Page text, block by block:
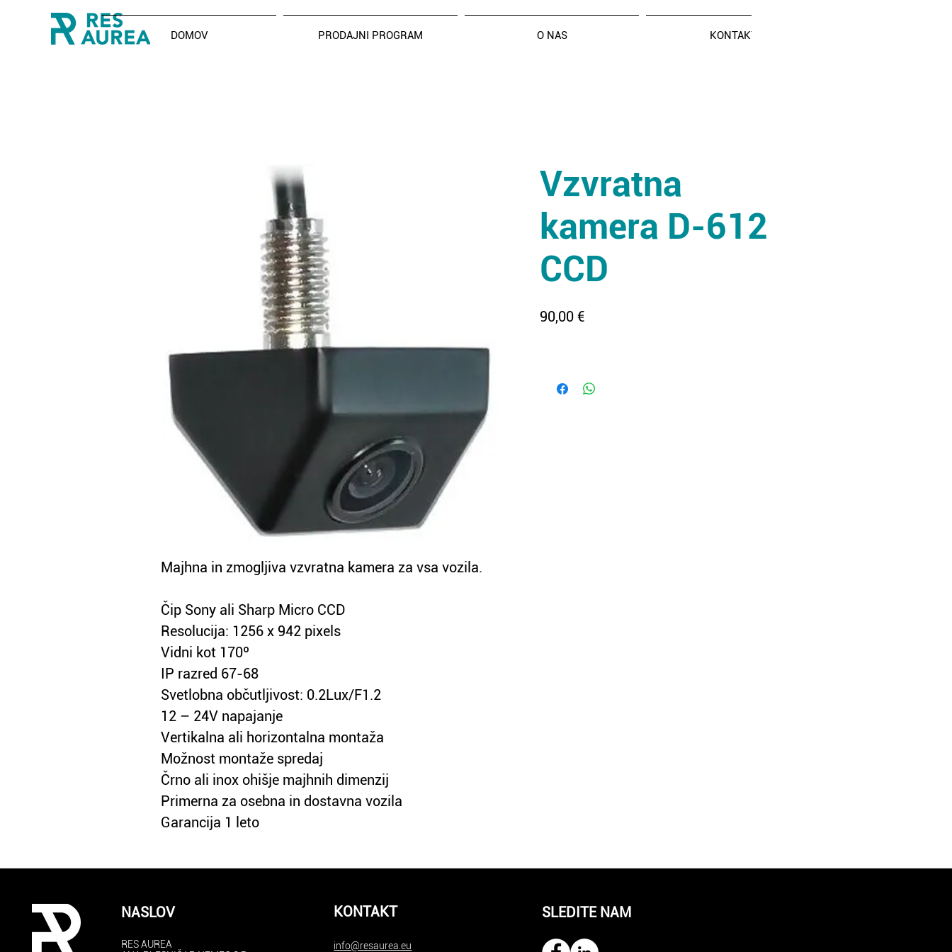
DOMOV PRODAJNI PROGRAM O NAS KONTAKT
Majhna in zmogljiva vzvratna kamera za vsa vozila.
Čip Sony ali Sharp Micro CCD
Resolucija: 1256 x 942 pixels
Vidni kot 170º
IP razred 67-68
Svetlobna občutljivost: 0.2Lux/F1.2
12 – 24V napajanje
Vertikalna ali horizontalna montaža
Možnost montaže spredaj
Črno ali inox ohišje majhnih dimenzij
Primerna za osebna in dostavna vozila
Garancija 1 leto
Vzvratna
kamera D-612
CCD
90,00 €
NASLOV
RES AUREA
KONTAKT SLEDITE NAM
info@resaurea.eu